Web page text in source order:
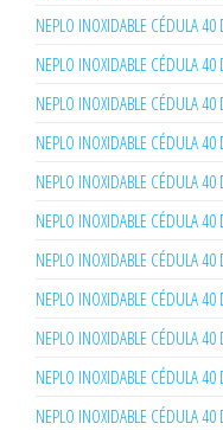
NEPLO INOXIDABLE CÉDULA
NEPLO INOXIDABLE CÉDULA
NEPLO INOXIDABLE CÉDULA
NEPLO INOXIDABLE CÉDULA
NEPLO INOXIDABLE CÉDULA
NEPLO INOXIDABLE CÉDULA
NEPLO INOXIDABLE CÉDULA
NEPLO INOXIDABLE CÉDULA
NEPLO INOXIDABLE CÉDULA
NEPLO INOXIDABLE CÉDULA
NEPLO INOXIDABLE CÉDULA